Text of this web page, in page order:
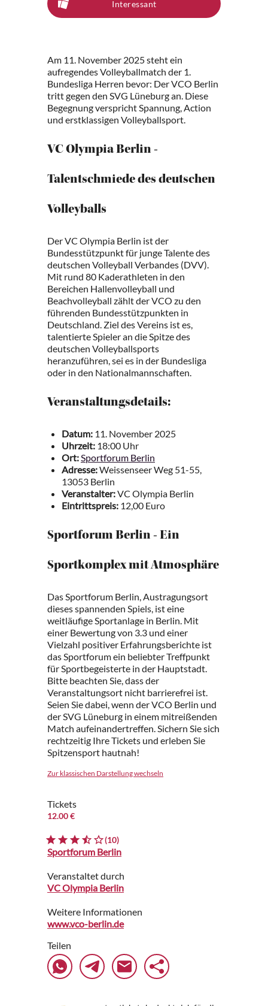
Interessant
Am 11. November 2025 steht ein
aufregendes Volleyballmatch der 1.
Bundesliga Herren bevor: Der VCO Berlin
tritt gegen den SVG Lüneburg an. Diese
Begegnung verspricht Spannung, Action
und erstklassigen Volleyballsport.
VC Olympia Berlin -
Talentschmiede des deutschen
Volleyballs
Der VC Olympia Berlin ist der
Bundesstützpunkt für junge Talente des
deutschen Volleyball Verbandes (DVV).
Mit rund 80 Kaderathleten in den
Bereichen Hallenvolleyball und
Beachvolleyball zählt der VCO zu den
führenden Bundesstützpunkten in
Deutschland. Ziel des Vereins ist es,
talentierte Spieler an die Spitze des
deutschen Volleyballsports
heranzuführen, sei es in der Bundesliga
oder in den Nationalmannschaften.
Veranstaltungsdetails:
Datum: 11. November 2025
Uhrzeit: 18:00 Uhr
Ort:Sportforum Berlin
Adresse:Weissenseer Weg 51-55,
13053 Berlin
Veranstalter:VC Olympia Berlin
Eintrittspreis: 12,00 Euro
Sportforum Berlin - Ein
Sportkomplex mit Atmosphäre
Das Sportforum Berlin, Austragungsort
dieses spannenden Spiels, ist eine
weitläufige Sportanlage in Berlin. Mit
einer Bewertung von 3.3 und einer
Vielzahl positiver Erfahrungsberichte ist
das Sportforum ein beliebter Treffpunkt
für Sportbegeisterte in der Hauptstadt.
Bitte beachten Sie, dass der
Veranstaltungsort nicht barrierefrei ist.
Seien Sie dabei, wenn der VCO Berlin und
der SVG Lüneburg in einem mitreißenden
Match aufeinandertreffen. Sichern Sie sich
rechtzeitig Ihre Tickets und erleben Sie
Spitzensport hautnah!
Zur klassischen Darstellung wechseln
Tickets
12.00 €
(10)
Sportforum Berlin
Veranstaltet durch
VC Olympia Berlin
Weitere Informationen
www.vco-berlin.de
Teilen